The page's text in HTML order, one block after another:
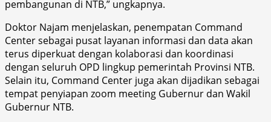
pembangunan di NTB,” ungkapnya.
Doktor Najam menjelaskan, penempatan Command
Center sebagai pusat layanan informasi dan data akan
terus diperkuat dengan kolaborasi dan koordinasi
dengan seluruh OPD lingkup pemerintah Provinsi NTB.
Selain itu, Command Center juga akan dijadikan sebagai
tempat penyiapan zoom meeting Gubernur dan Wakil
Gubernur NTB.